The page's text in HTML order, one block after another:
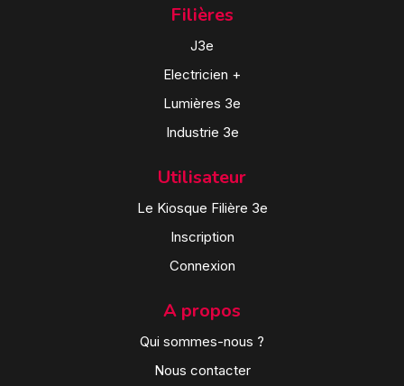
Filières
J3e
Electricien +
Lumières 3e
Industrie 3e
Utilisateur
Le Kiosque Filière 3e
Inscription
Connexion
A propos
Qui sommes-nous ?
Nous contacter